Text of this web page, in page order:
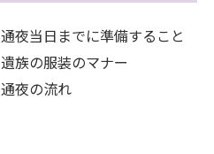
通夜当日までに準備すること
遺族の服装のマナー
通夜の流れ